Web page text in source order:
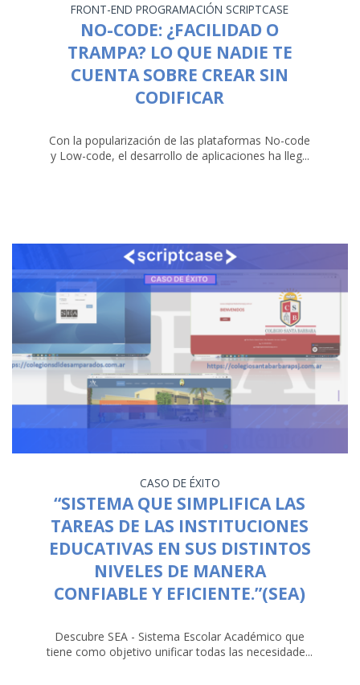
FRONT-END PROGRAMACIÓN SCRIPTCASE
NO-CODE: ¿FACILIDAD O
TRAMPA? LO QUE NADIE TE
CUENTA SOBRE CREAR SIN
CODIFICAR
Con la popularización de las plataformas No-code
y Low-code, el desarrollo de aplicaciones ha lleg...
CASO DE ÉXITO
“SISTEMA QUE SIMPLIFICA LAS
TAREAS DE LAS INSTITUCIONES
EDUCATIVAS EN SUS DISTINTOS
NIVELES DE MANERA
CONFIABLE Y EFICIENTE.”(SEA)
Descubre SEA - Sistema Escolar Académico que
tiene como objetivo unificar todas las necesidade...